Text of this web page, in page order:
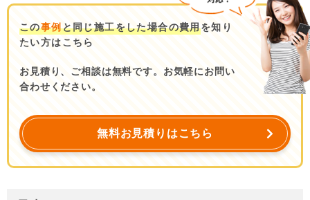
この事例と同じ施工をした場合の費用を知り
たい方はこちら
お見積り、ご相談は無料です。お気軽にお問い
合わせください。
無料お見積りはこちら